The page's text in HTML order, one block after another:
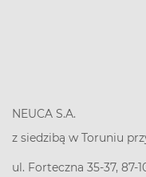
NEUCA S.A.
z siedzibą w Toruniu
ul. Forteczna 35-37, 87-